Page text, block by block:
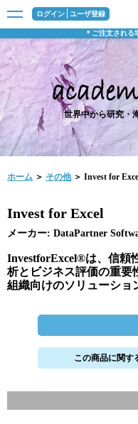
ログイン ユーザ登録
＊ご注文される
世界中から研究・
ホーム ＞ その他＞ Invest for
Invest for Excel
メーカー: DataPartner
InvestforExcel®は、信頼
析とビジネス評価の重要
組織向けのソリューショ
この商品に関す